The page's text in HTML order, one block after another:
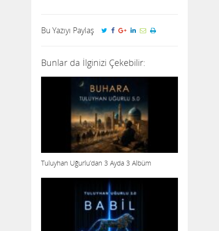
Bu Yazıyı Paylaş
Bunlar da İlginizi Çekebilir:
Tuluyhan Uğurlu’dan 3 Ayda 3 Albüm